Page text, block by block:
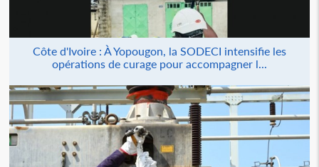
Côte d'Ivoire : À Yopougon, la SODECI intensifie les
opérations de curage pour accompagner l...